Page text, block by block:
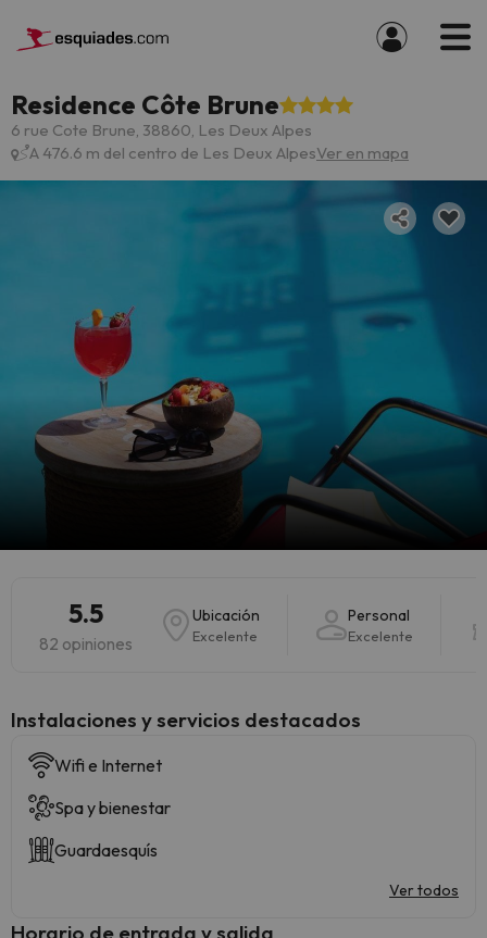
Residence Côte Brune
6 rue Cote Brune, 38860, Les Deux Alpes
A 476.6 m del centro de Les Deux AlpesVer en mapa
5.5
82 opiniones
Ubicación
Excelente
Personal
Excelente
Instalaciones y servicios destacados
Wifi e Internet
Spa y bienestar
Guardaesquís
Ver todos
Horario de entrada y salida